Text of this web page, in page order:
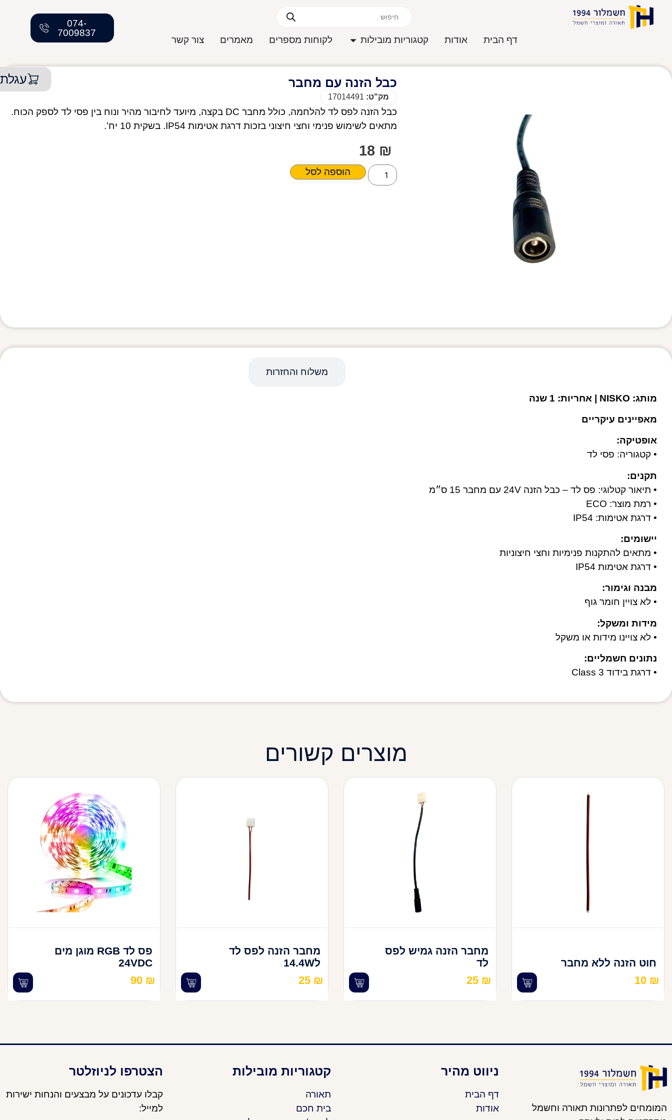
דף הבית אודות קטגוריות מובילות לקוחות מספרים מאמרים צור קשר
074-
7009837
כבל הזנה עם מחבר
מק"ט: 17014491
כבל הזנה לפס לד להלחמה, כולל מחבר DC בקצה, מיועד לחיבור מהיר ונוח בין פסי לד לספק הכוח.
מתאים לשימוש פנימי וחצי חיצוני בזכות דרגת אטימות IP54. בשקית 10 יח’.
18 ₪
הוספה לסל
משלוח והחזרות
מותג: NISKO | אחריות: 1 שנה
מאפיינים עיקריים
אופטיקה:
• קטגוריה: פסי לד
תקנים:
• תיאור קטלוגי: פס לד – כבל הזנה 24V עם מחבר 15 ס״מ
• רמת מוצר: ECO
• דרגת אטימות: IP54
יישומים:
• מתאים להתקנות פנימיות וחצי חיצוניות
• דרגת אטימות IP54
מבנה וגימור:
• לא צויין חומר גוף
מידות ומשקל:
• לא צויינו מידות או משקל
נתונים חשמליים:
• דרגת בידוד Class 3
מוצרים קשורים
חוט הזנה ללא מחבר
10 ₪
מחבר הזנה גמיש לפס
לד
25 ₪
מחבר הזנה לפס לד
ל14.4W
25 ₪
פס לד RGB מוגן מים
24VDC
90 ₪
המומחים לפתרונות תאורה וחשמל
ניווט מהיר
דף הבית
אודות
קטגוריות מובילות
תאורה
בית חכם
הצטרפו לניוזלטר
קבלו עדכונים על מבצעים והנחות ישירות
למייל: